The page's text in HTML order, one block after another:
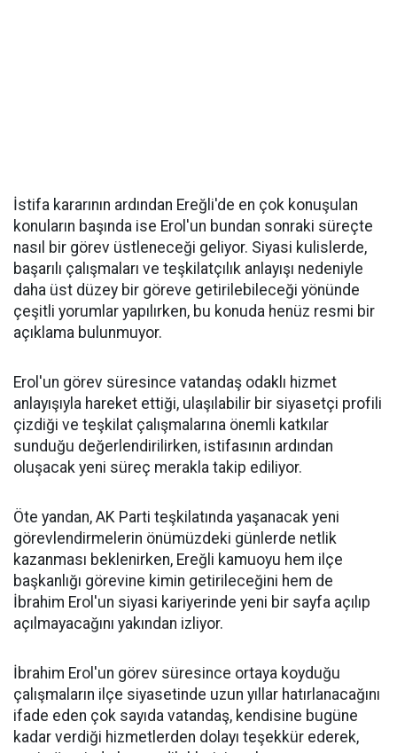
İstifa kararının ardından Ereğli'de en çok konuşulan
konuların başında ise Erol'un bundan sonraki süreçte
nasıl bir görev üstleneceği geliyor. Siyasi kulislerde,
başarılı çalışmaları ve teşkilatçılık anlayışı nedeniyle
daha üst düzey bir göreve getirilebileceği yönünde
çeşitli yorumlar yapılırken, bu konuda henüz resmi bir
açıklama bulunmuyor.
Erol'un görev süresince vatandaş odaklı hizmet
anlayışıyla hareket ettiği, ulaşılabilir bir siyasetçi profili
çizdiği ve teşkilat çalışmalarına önemli katkılar
sunduğu değerlendirilirken, istifasının ardından
oluşacak yeni süreç merakla takip ediliyor.
Öte yandan, AK Parti teşkilatında yaşanacak yeni
görevlendirmelerin önümüzdeki günlerde netlik
kazanması beklenirken, Ereğli kamuoyu hem ilçe
başkanlığı görevine kimin getirileceğini hem de
İbrahim Erol'un siyasi kariyerinde yeni bir sayfa açılıp
açılmayacağını yakından izliyor.
İbrahim Erol'un görev süresince ortaya koyduğu
çalışmaların ilçe siyasetinde uzun yıllar hatırlanacağını
ifade eden çok sayıda vatandaş, kendisine bugüne
kadar verdiği hizmetlerden dolayı teşekkür ederek,